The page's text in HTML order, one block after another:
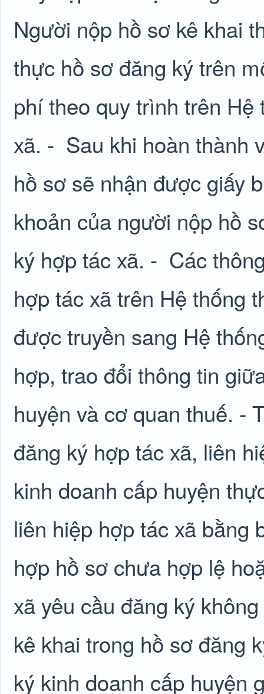
Người nộp hồ sơ kê khai
thực hồ sơ đăng ký trên
phí theo quy trình trên
xã. - Sau khi hoàn thành
hồ sơ sẽ nhận được giấy
khoản của người nộp hồ
ký hợp tác xã. - Các
hợp tác xã trên Hệ thống
được truyền sang Hệ
hợp, trao đổi thông tin
huyện và cơ quan thuế. -
đăng ký hợp tác xã, liên
kinh doanh cấp huyện
liên hiệp hợp tác xã bằng
hợp hồ sơ chưa hợp lệ
xã yêu cầu đăng ký
kê khai trong hồ sơ đăng
ký kinh doanh cấp huyện